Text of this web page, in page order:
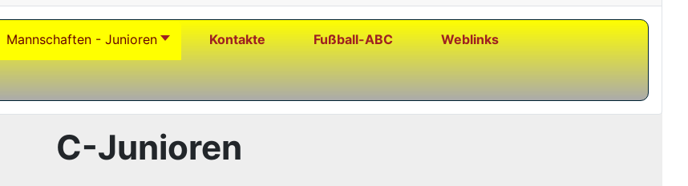
Mannschaften - Junioren Kontakte Fußball-ABC Weblinks
C-Junioren